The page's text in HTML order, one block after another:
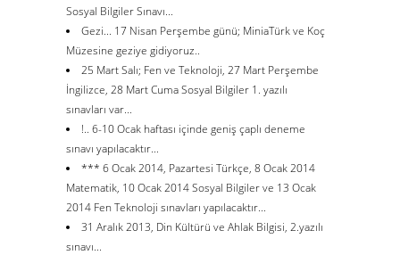
Sosyal Bilgiler Sınavı...
Gezi... 17 Nisan Perşembe günü; MiniaTürk ve Koç
Müzesine geziye gidiyoruz..
25 Mart Salı; Fen ve Teknoloji, 27 Mart Perşembe
İngilizce, 28 Mart Cuma Sosyal Bilgiler 1. yazılı
sınavları var...
!.. 6-10 Ocak haftası içinde geniş çaplı deneme
sınavı yapılacaktır...
*** 6 Ocak 2014, Pazartesi Türkçe, 8 Ocak 2014
Matematik, 10 Ocak 2014 Sosyal Bilgiler ve 13 Ocak
2014 Fen Teknoloji sınavları yapılacaktır...
31 Aralık 2013, Din Kültürü ve Ahlak Bilgisi, 2.yazılı
sınavı...